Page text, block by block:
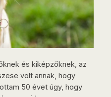
és kiképzőknek, az
volt annak, hogy
50 évet úgy, hogy